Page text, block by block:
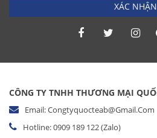
XÁC NHẬN
CÔNG TY TNHH THƯƠNG MẠI
Email: Congtyquocteab@gmail.com
Hotline: 0909 189 122 (Zalo)